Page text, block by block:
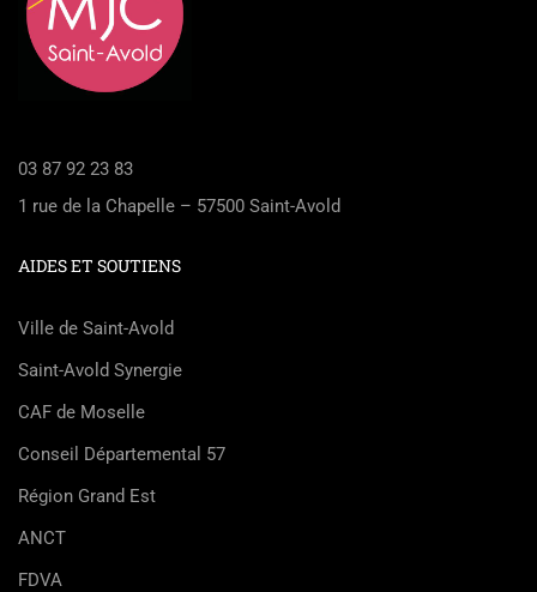
03 87 92 23 83
1 rue de la Chapelle – 57500 Saint-Avold
AIDES ET SOUTIENS
Ville de Saint-Avold
Saint-Avold Synergie
CAF de Moselle
Conseil Départemental 57
Région Grand Est
ANCT
FDVA